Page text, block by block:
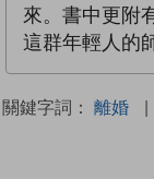
來。書中更附
這群年輕人的
關鍵字詞： 離婚 |